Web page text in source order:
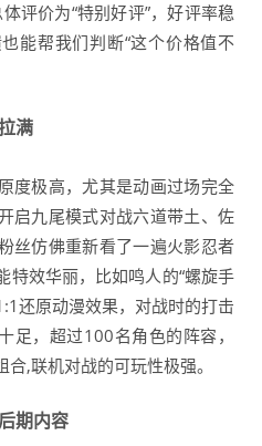
评价为“特别好评”，好评率稳
能帮我们判断“这个价格值不
满
度极高，尤其是动画过场完全
启九尾模式对战六道带土、佐
丝仿佛重新看了一遍火影忍者
特效华丽，比如鸣人的“螺旋手
还原动漫效果，对战时的打击
，超过100名角色的阵容，
,联机对战的可玩性极强。
期内容